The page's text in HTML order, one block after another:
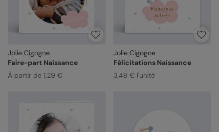
Jolie Cigogne
Faire-part Naissance
À partir de 1,29 €
Jolie Cigogne
Félicitations Naissance
3,49 € l'unité